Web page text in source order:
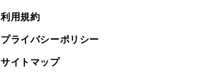
利用規約
プライバシーポリシー
サイトマップ